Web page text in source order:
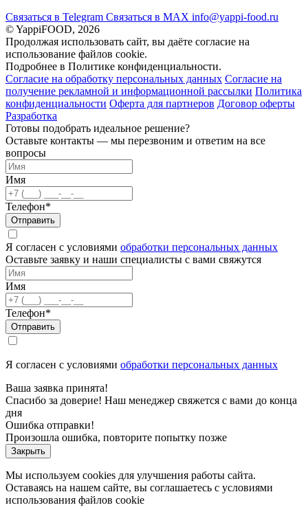
Связаться в Telegram Связаться в МАХ info@yappi-food.ru
© YappiFOOD, 2026
Продолжая использовать сайт, вы даёте согласие на
использование файлов cookie.
Подробнее в Политике конфиденциальности.
Согласие на обработку персональных данных Согласие на
получение рекламной и информационной рассылки Политика
конфиденциальности Оферта для партнеров Договор оферты
Разработка
Готовы подобрать идеальное решение?
Оставьте контакты — мы перезвоним и ответим на все
вопросы
Имя
Телефон*
Отправить
Я согласен с условиями обработки персональных данных
Оставьте заявку и наши специалисты с вами свяжутся
Имя
Телефон*
Отправить
Я согласен с условиями обработки персональных данных
Ваша заявка принята!
Спасибо за доверие! Наш менеджер свяжется с вами до конца
дня
Ошибка отправки!
Произошла ошибка, повторите попытку позже
Закрыть
Мы используем cookies для улучшения работы сайта.
Оставаясь на нашем сайте, вы соглашаетесь с условиями
использования файлов cookie